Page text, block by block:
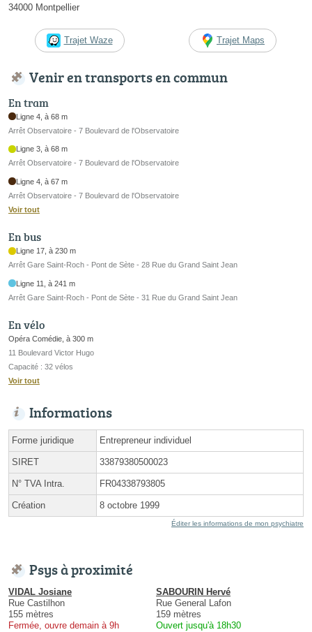
34000 Montpellier
Trajet Waze Trajet Maps
Venir en transports en commun
En tram
Ligne 4, à 68 m
Arrêt Observatoire - 7 Boulevard de l'Observatoire
Ligne 3, à 68 m
Arrêt Observatoire - 7 Boulevard de l'Observatoire
Ligne 4, à 67 m
Arrêt Observatoire - 7 Boulevard de l'Observatoire
Voir tout
En bus
Ligne 17, à 230 m
Arrêt Gare Saint-Roch - Pont de Sète - 28 Rue du Grand Saint Jean
Ligne 11, à 241 m
Arrêt Gare Saint-Roch - Pont de Sète - 31 Rue du Grand Saint Jean
En vélo
Opéra Comédie, à 300 m
11 Boulevard Victor Hugo
Capacité : 32 vélos
Voir tout
Informations
Forme juridique Entrepreneur individuel
SIRET 33879380500023
N° TVA Intra. FR04338793805
Création 8 octobre 1999
Éditer les informations de mon psychiatre
Psys à proximité
VIDAL Josiane
Rue Castilhon
155 mètres
Fermée, ouvre demain à 9h
SABOURIN Hervé
Rue General Lafon
159 mètres
Ouvert jusqu'à 18h30